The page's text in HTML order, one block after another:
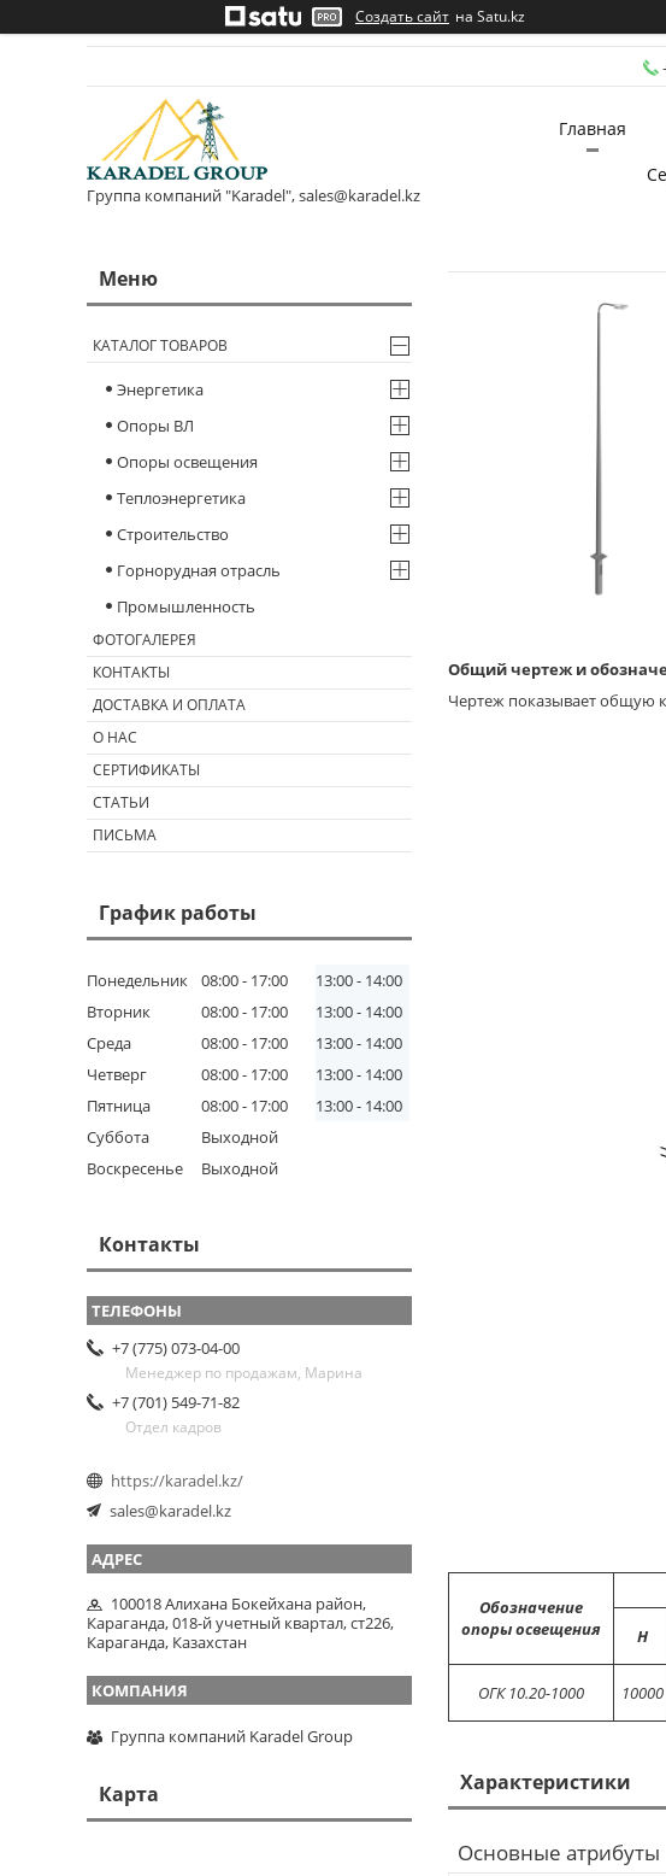
Создать сайт на Satu.kz
Группа компаний "Karadel", sales@karadel.kz
Главная
Общий чертеж и
Чертеж показывает общую
Обозначение
опоры освещения
Н
ОГК 10.20-1000 10000
Характеристики
Основные атрибуты
КАТАЛОГ ТОВАРОВ
Энергетика
Опоры ВЛ
Опоры освещения
Теплоэнергетика
Строительство
Горнорудная отрасль
Промышленность
ФОТОГАЛЕРЕЯ
КОНТАКТЫ
ДОСТАВКА И ОПЛАТА
О НАС
СЕРТИФИКАТЫ
СТАТЬИ
ПИСЬМА
График работы
Понедельник 08:00 17:00 13:00
14:00
Вторник
08:00 17:00 13:00
14:00
Среда
08:00 17:00 13:00
14:00
Четверг
08:00 17:00 13:00
14:00
Пятница
08:00 17:00 13:00
14:00
Суббота
Выходной
Воскресенье
Выходной
Контакты
+7 (775) 073-04-00
Менеджер по продажам, Марина
+7 (701) 549-71-82
Отдел кадров
https://karadel.kz/
sales@karadel.kz
100018 Алихана Бокейхана район,
Караганда, 018-й учетный квартал, ст226,
Караганда, Казахстан
Группа компаний Karadel Group
Карта